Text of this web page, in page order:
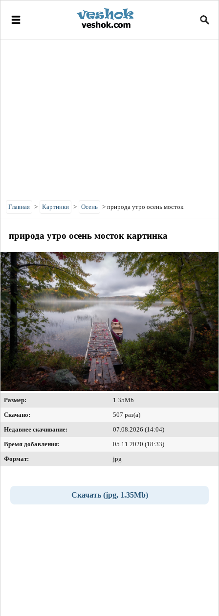
Главная > Картинки > Осень > природа утро осень мосток
природа утро осень мосток картинка
Размер:
1.35Mb
Скачано:
507 раз(а)
Недавнее скачивание:
07.08.2026 (14:04)
Время добавления:
05.11.2020 (18:33)
Формат:
jpg
Скачать (jpg, 1.35Mb)